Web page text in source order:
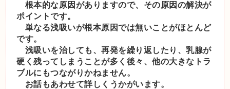
根本的な原因がありますので、その原因の解決が
ポイントです。
単なる浅吸いが根本原因では無いことがほとんど
です。
浅吸いを治しても、再発を繰り返したり、乳腺が
硬く残ってしまうことが多く後々、他の大きなトラ
ブルにもつながりかねません。
お話もあわせて詳しくうかがいます。